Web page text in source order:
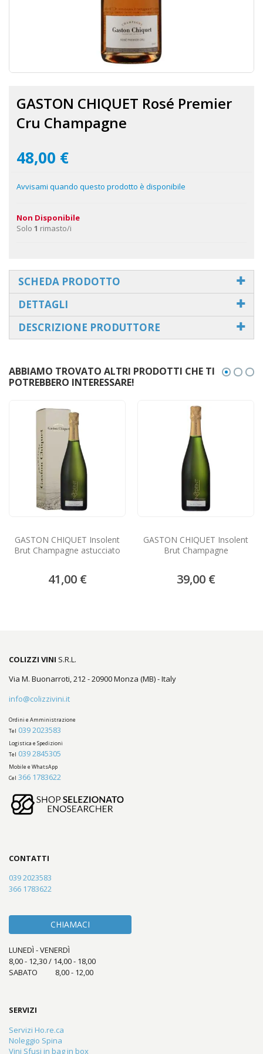
della
galleria
immagini
GASTON CHIQUET Rosé Premier
Cru Champagne
48,00 €
Avvisami quando questo prodotto è disponibile
Non Disponibile
Solo 1 rimasto/i
SCHEDA PRODOTTO
DETTAGLI
DESCRIZIONE PRODUTTORE
ABBIAMO TROVATO ALTRI PRODOTTI CHE TI
POTREBBERO INTERESSARE!
GASTON CHIQUET Insolent
Brut Champagne astucciato
41,00 €
GASTON CHIQUET Insolent
Brut Champagne
39,00 €
COLIZZI VINI S.R.L.
Via M. Buonarroti, 212 - 20900 Monza (MB) - Italy
info@colizzivini.it
Ordini e Amministrazione
Tel 039 2023583
Logistica e Spedizioni
Tel 039 2845305
Mobile e WhatsApp
Cel 366 1783622
CONTATTI
039 2023583
366 1783622
CHIAMACI
LUNEDÌ - VENERDÌ
8,00 - 12,30 / 14,00 - 18,00
SABATO 8,00 - 12,00
SERVIZI
Servizi Ho.re.ca
Noleggio Spina
Vini Sfusi in bag in box